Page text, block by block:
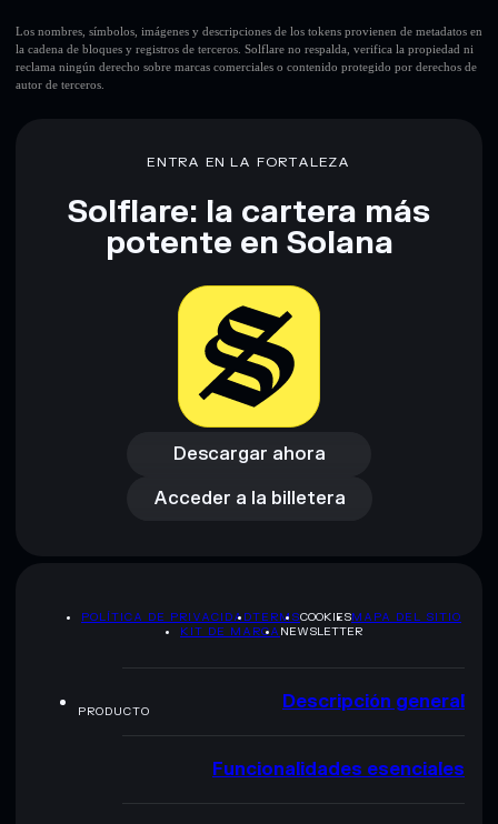
Los nombres, símbolos, imágenes y descripciones de los tokens provienen de metadatos en
la cadena de bloques y registros de terceros. Solflare no respalda, verifica la propiedad ni
reclama ningún derecho sobre marcas comerciales o contenido protegido por derechos de
autor de terceros.
ENTRA EN LA FORTALEZA
Solflare: la cartera más
potente en Solana
Descargar ahora
Descargar ahora
Acceder a la billetera
Acceder a la billetera
POLÍTICA DE PRIVACIDADTERMSCOOKIESMAPA DEL SITIO
KIT DE MARCA NEWSLETTER
PRODUCTO Descripción general
Funcionalidades esenciales